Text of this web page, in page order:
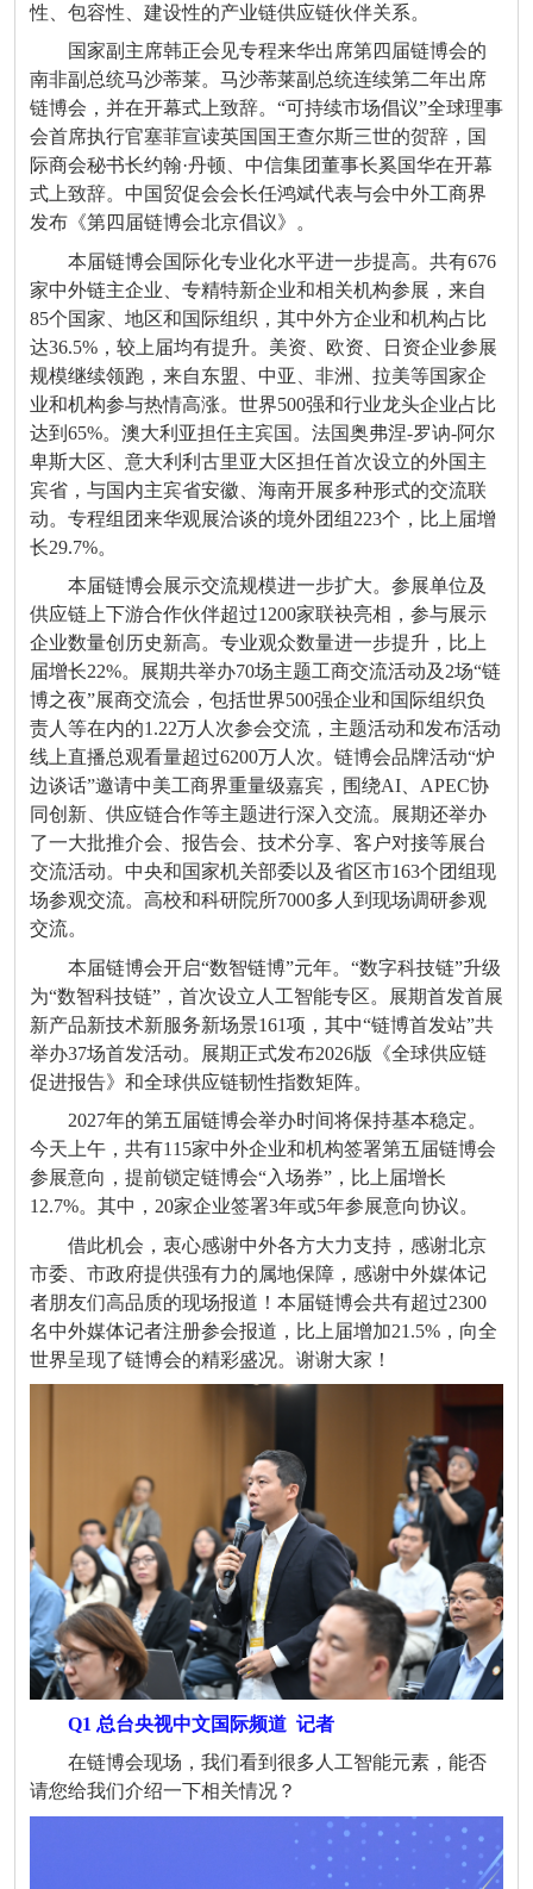
性、包容性、建设性的产业链供应链伙伴关系。
国家副主席韩正会见专程来华出席第四届链博会的
南非副总统马沙蒂莱。马沙蒂莱副总统连续第二年出席
链博会，并在开幕式上致辞。“可持续市场倡议”全球理事
会首席执行官塞菲宣读英国国王查尔斯三世的贺辞，国
际商会秘书长约翰·丹顿、中信集团董事长奚国华在开幕
式上致辞。中国贸促会会长任鸿斌代表与会中外工商界
发布《第四届链博会北京倡议》。
本届链博会国际化专业化水平进一步提高。共有676
家中外链主企业、专精特新企业和相关机构参展，来自
85个国家、地区和国际组织，其中外方企业和机构占比
达36.5%，较上届均有提升。美资、欧资、日资企业参展
规模继续领跑，来自东盟、中亚、非洲、拉美等国家企
业和机构参与热情高涨。世界500强和行业龙头企业占比
达到65%。澳大利亚担任主宾国。法国奥弗涅-罗讷-阿尔
卑斯大区、意大利利古里亚大区担任首次设立的外国主
宾省，与国内主宾省安徽、海南开展多种形式的交流联
动。专程组团来华观展洽谈的境外团组223个，比上届增
长29.7%。
本届链博会展示交流规模进一步扩大。参展单位及
供应链上下游合作伙伴超过1200家联袂亮相，参与展示
企业数量创历史新高。专业观众数量进一步提升，比上
届增长22%。展期共举办70场主题工商交流活动及2场“链
博之夜”展商交流会，包括世界500强企业和国际组织负
责人等在内的1.22万人次参会交流，主题活动和发布活动
线上直播总观看量超过6200万人次。链博会品牌活动“炉
边谈话”邀请中美工商界重量级嘉宾，围绕AI、APEC协
同创新、供应链合作等主题进行深入交流。展期还举办
了一大批推介会、报告会、技术分享、客户对接等展台
交流活动。中央和国家机关部委以及省区市163个团组现
场参观交流。高校和科研院所7000多人到现场调研参观
交流。
本届链博会开启“数智链博”元年。“数字科技链”升级
为“数智科技链”，首次设立人工智能专区。展期首发首展
新产品新技术新服务新场景161项，其中“链博首发站”共
举办37场首发活动。展期正式发布2026版《全球供应链
促进报告》和全球供应链韧性指数矩阵。
2027年的第五届链博会举办时间将保持基本稳定。
今天上午，共有115家中外企业和机构签署第五届链博会
参展意向，提前锁定链博会“入场券”，比上届增长
12.7%。其中，20家企业签署3年或5年参展意向协议。
借此机会，衷心感谢中外各方大力支持，感谢北京
市委、市政府提供强有力的属地保障，感谢中外媒体记
者朋友们高品质的现场报道！本届链博会共有超过2300
名中外媒体记者注册参会报道，比上届增加21.5%，向全
世界呈现了链博会的精彩盛况。谢谢大家！
Q1 总台央视中文国际频道 记者
在链博会现场，我们看到很多人工智能元素，能否
请您给我们介绍一下相关情况？